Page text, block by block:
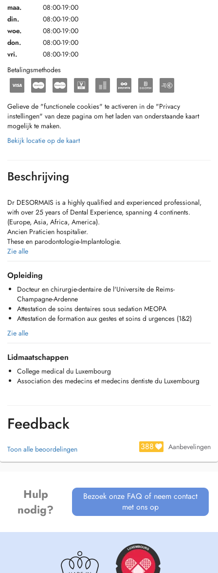
maa.
08:00-19:00
din.
08:00-19:00
woe.
08:00-19:00
don.
08:00-19:00
vri.
08:00-19:00
Betalingsmethodes
Gelieve de "functionele cookies" te activeren in de "Privacy
instellingen" van deze pagina om het laden van onderstaande kaart
mogelijk te maken.
Bekijk locatie op de kaart
Beschrijving
Dr DESORMAIS is a highly qualified and experienced professional,
with over 25 years of Dental Experience, spanning 4 continents.
(Europe, Asia, Africa, America).
Ancien Praticien hospitalier.
These en parodontologie-Implantologie.
Prothese sur implant et implantologie depuis 2002.
Contacter par téléphone au 420955.
En cas d'absence, merci de laisser un message à Clara, qui est
disponible 24h/24h, afin de faciliter et d'accélérer votre rappel.
ou par mail:secretariat.cmdkk@gmail.com
Zie alle
Opleiding
Docteur en chirurgie-dentaire de l'Universite de Reims-
Champagne-Ardenne
Attestation de soins dentaires sous sedation MEOPA
Attestation de formation aux gestes et soins d urgences (1&2)
Zie alle
Lidmaatschappen
College medical du Luxembourg
Association des medecins et medecins dentiste du Luxembourg
Feedback
Toon alle beoordelingen 388 Aanbevelingen
Hulp
nodig?
Bezoek onze FAQ of neem contact
met ons op